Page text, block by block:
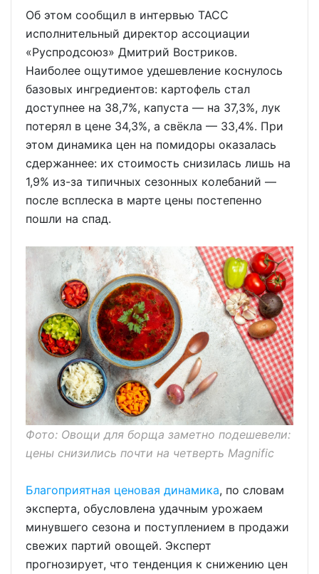
Об этом сообщил в интервью ТАСС
исполнительный директор ассоциации
«Руспродсоюз» Дмитрий Востриков.
Наиболее ощутимое удешевление коснулось
базовых ингредиентов: картофель стал
доступнее на 38,7%, капуста — на 37,3%, лук
потерял в цене 34,3%, а свёкла — 33,4%. При
этом динамика цен на помидоры оказалась
сдержаннее: их стоимость снизилась лишь на
1,9% из-за типичных сезонных колебаний —
после всплеска в марте цены постепенно
пошли на спад.
Фото: Овощи для борща заметно подешевели:
цены снизились почти на четверть Magnific
Благоприятная ценовая динамика, по словам
эксперта, обусловлена удачным урожаем
минувшего сезона и поступлением в продажи
свежих партий овощей. Эксперт
прогнозирует, что тенденция к снижению цен